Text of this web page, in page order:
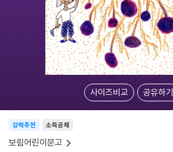
사이즈비교 공유하기
소득공제
강력추천
보림어린이문고